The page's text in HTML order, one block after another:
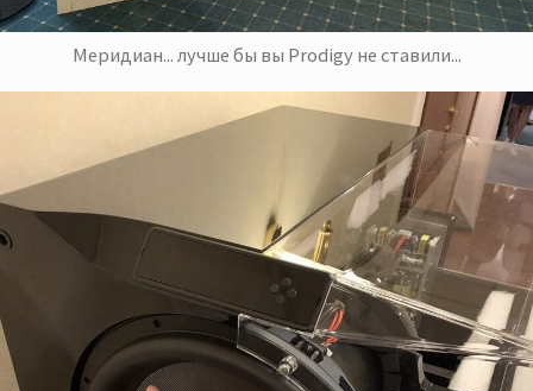
Меридиан... лучше бы вы Prodigy не ставили...